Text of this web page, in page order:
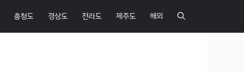
충청도 경상도 전라도 제주도 해외